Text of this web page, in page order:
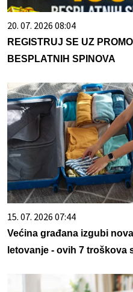
20. 07. 2026 08:04
REGISTRUJ SE UZ
BESPLATNIH SPINOVA
15. 07. 2026 07:44
Većina građana izgubi
letovanje - ovih 7 troškova